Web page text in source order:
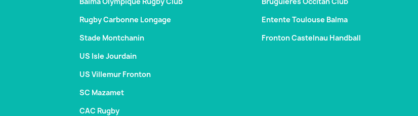
Rugby Carbonne Longage
Stade Montchanin
US Isle Jourdain
US Villemur Fronton
SC Mazamet
CAC Rugby
Entente Toulouse Balma
Fronton Castelnau Handball